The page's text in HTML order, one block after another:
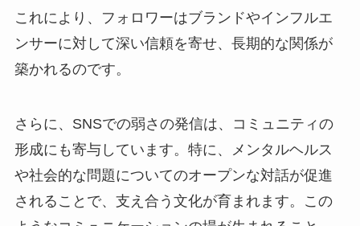
これにより、フォロワーはブランドやインフルエ
ンサーに対して深い信頼を寄せ、長期的な関係が
築かれるのです。
さらに、SNSでの弱さの発信は、コミュニティの
形成にも寄与しています。特に、メンタルヘルス
や社会的な問題についてのオープンな対話が促進
されることで、支え合う文化が育まれます。この